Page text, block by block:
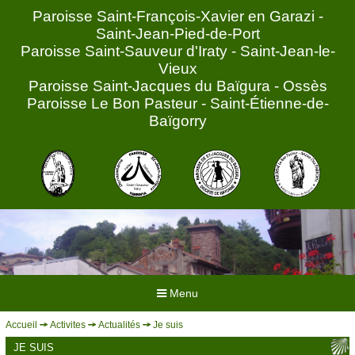
Paroisse Saint-François-Xavier en Garazi -
Saint-Jean-Pied-de-Port
Paroisse Saint-Sauveur d'Iraty - Saint-Jean-le-
Vieux
Paroisse Saint-Jacques du Baïgura - Ossès
Paroisse Le Bon Pasteur - Saint-Étienne-de-
Baïgorry
Menu
ACCUEIL
Accueil Activites Actualités Je suis
JE SUIS